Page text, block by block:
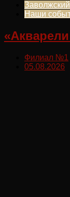
Наши
Филиал №1
05.08.2026